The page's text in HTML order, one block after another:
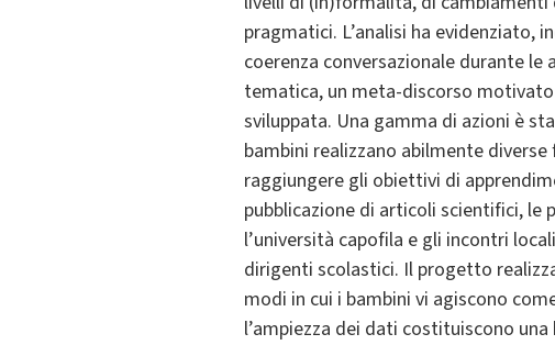
pragmatici. L’analisi ha evidenziato,
coerenza conversazionale durante
tematica, un meta-discorso
sviluppata. Una gamma di azioni è
bambini realizzano abilmente
raggiungere gli obiettivi di
pubblicazione di articoli scientifici, le
l’università capofila e gli incontri
dirigenti scolastici. Il progetto
modi in cui i bambini vi agiscono
l’ampiezza dei dati costituiscono